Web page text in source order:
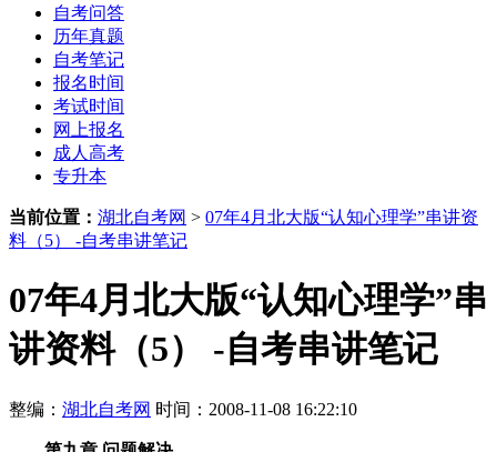
自考问答
历年真题
自考笔记
报名时间
考试时间
网上报名
成人高考
专升本
当前位置： 湖北自考网 > 07年4月北大版“认知心理学”串讲资
料（5） -自考串讲笔记
07年4月北大版“认知心理学”串
讲资料（5） -自考串讲笔记
整编： 湖北自考网 时间：2008-11-08 16:22:10